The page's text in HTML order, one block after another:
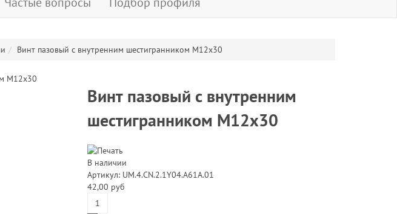
Винт пазовый с внутренним шестигранником М12х30
Винт пазовый с внутренним
шестигранником М12х30
В наличии
Артикул: UM.4.CN.2.1Y04.А61А.01
42,00 руб